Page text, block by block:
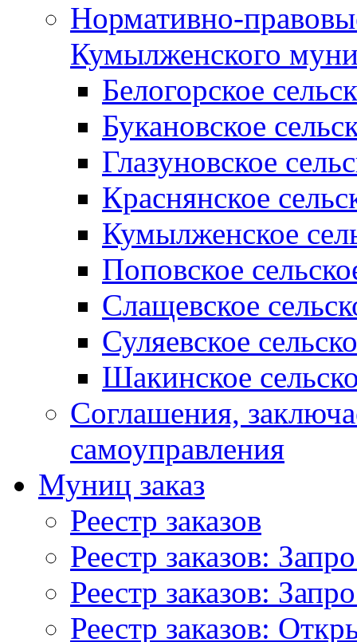
Нормативно-
Кумылженского
Белогорское
Букановское
Глазуновское
Краснянское
Кумылженское
Поповское
Слащевское
Суляевское
Шакинское
Соглашения,
самоуправления
Муниц заказ
Реестр заказов
Реестр заказов:
Реестр заказов:
Реестр заказов: